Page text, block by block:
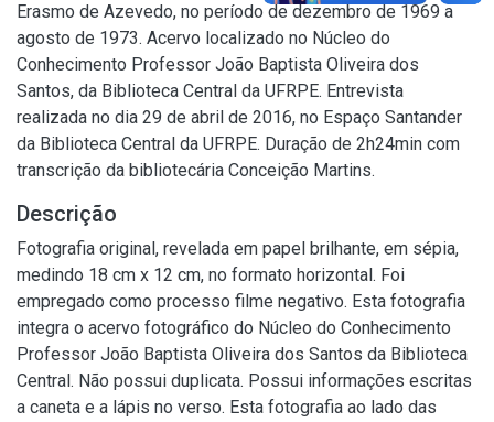
Erasmo de Azevedo, no período de dezembro de 1969 a
agosto de 1973. Acervo localizado no Núcleo do
Conhecimento Professor João Baptista Oliveira dos
Santos, da Biblioteca Central da UFRPE. Entrevista
realizada no dia 29 de abril de 2016, no Espaço Santander
da Biblioteca Central da UFRPE. Duração de 2h24min com
transcrição da bibliotecária Conceição Martins.
Descrição
Fotografia original, revelada em papel brilhante, em sépia,
medindo 18 cm x 12 cm, no formato horizontal. Foi
empregado como processo filme negativo. Esta fotografia
integra o acervo fotográfico do Núcleo do Conhecimento
Professor João Baptista Oliveira dos Santos da Biblioteca
Central. Não possui duplicata. Possui informações escritas
a caneta e a lápis no verso. Esta fotografia ao lado das